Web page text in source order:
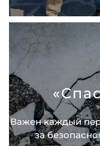
Важен каждый
за